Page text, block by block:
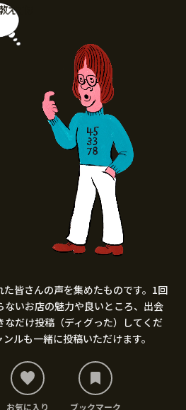
えてほ
皆さんの声を集めたものです。1回
ないお店の魅力や良いところ、出会
なだけ投稿（ディグった）してくだ
ルも一緒に投稿いただけます。
お気に入り ブックマーク